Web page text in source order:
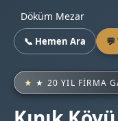
Döküm Mezar
📞 Hemen Ara
★ 20 YIL FIRMA